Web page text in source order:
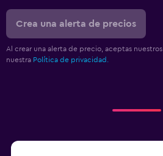
Crea una alerta de precios
Al crear una alerta de precio, aceptas nuestros
nuestra Política de privacidad.